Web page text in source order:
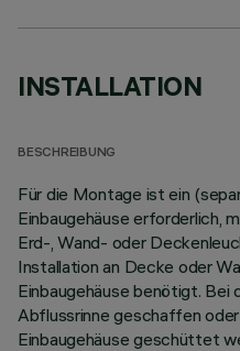
INSTALLATION
BESCHREIBUNG
Für die Montage ist ein
Einbaugehäuse erforderlich,
Erd-, Wand- oder
Installation an Decke oder
Einbaugehäuse benötigt. Bei
Abflussrinne geschaffen
Einbaugehäuse geschüttet